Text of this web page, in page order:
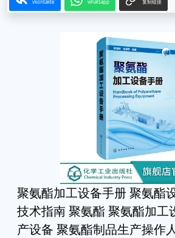
vkontakte whatsapp 复制链接
聚氨酯加工设备手册 聚氨酯
技术指南 聚氨酯 聚氨酯加工
产设备 聚氨酯制品生产操作